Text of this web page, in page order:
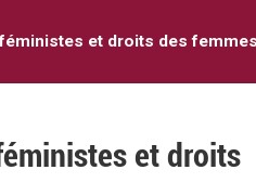
et droits des
et droits